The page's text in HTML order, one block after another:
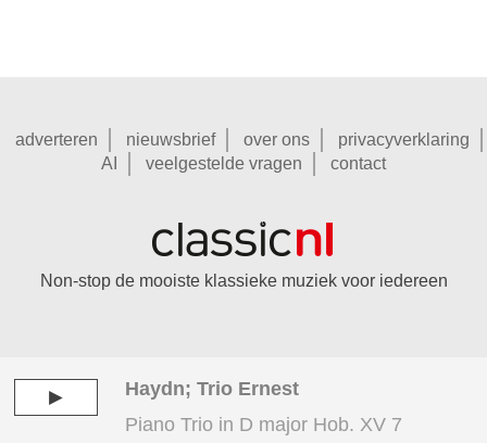
►
Haydn; Trio Ernest
Piano Trio in D major Hob. XV 7
adverteren nieuwsbrief over ons
privacyverklaring
AI
veelgestelde vragen contact
Non-stop de mooiste klassieke muziek voor iedereen